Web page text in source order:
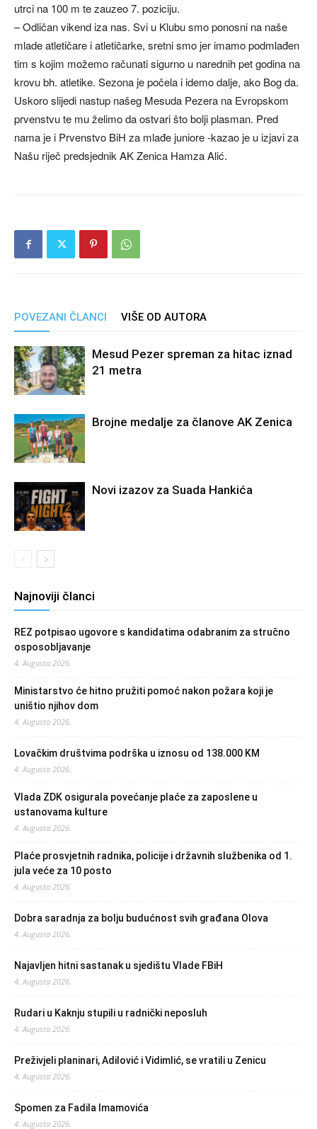
utrci na 100 m te zauzeo 7. poziciju.
– Odličan vikend iza nas. Svi u Klubu smo ponosni na naše
mlade atletičare i atletičarke, sretni smo jer imamo podmlađen
tim s kojim možemo računati sigurno u narednih pet godina na
krovu bh. atletike. Sezona je počela i idemo dalje, ako Bog da.
Uskoro slijedi nastup našeg Mesuda Pezera na Evropskom
prvenstvu te mu želimo da ostvari što bolji plasman. Pred
nama je i Prvenstvo BiH za mlađe juniore -kazao je u izjavi za
Našu riječ predsjednik AK Zenica Hamza Alić.
POVEZANI ČLANCI VIŠE OD AUTORA
Mesud Pezer spreman za hitac iznad
21 metra
Brojne medalje za članove AK Zenica
Novi izazov za Suada Hankića
Najnoviji članci
REZ potpisao ugovore s kandidatima odabranim za stručno
osposobljavanje
4. Augusta 2026.
Ministarstvo će hitno pružiti pomoć nakon požara koji je
uništio njihov dom
4. Augusta 2026.
Lovačkim društvima podrška u iznosu od 138.000 KM
4. Augusta 2026.
Vlada ZDK osigurala povećanje plaće za zaposlene u
ustanovama kulture
4. Augusta 2026.
Plaće prosvjetnih radnika, policije i državnih službenika od 1.
jula veće za 10 posto
4. Augusta 2026.
Dobra saradnja za bolju budućnost svih građana Olova
4. Augusta 2026.
Najavljen hitni sastanak u sjedištu Vlade FBiH
4. Augusta 2026.
Rudari u Kaknju stupili u radnički neposluh
4. Augusta 2026.
Preživjeli planinari, Adilović i Vidimlić, se vratili u Zenicu
4. Augusta 2026.
Spomen za Fadila Imamovića
4. Augusta 2026.